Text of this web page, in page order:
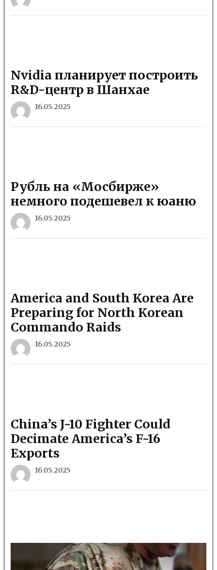
Nvidia планирует построить
R&D-центр в Шанхае
16.05.2025
Рубль на «Мосбирже»
немного подешевел к юаню
16.05.2025
America and South Korea Are
Preparing for North Korean
Commando Raids
16.05.2025
China’s J-10 Fighter Could
Decimate America’s F-16
Exports
16.05.2025